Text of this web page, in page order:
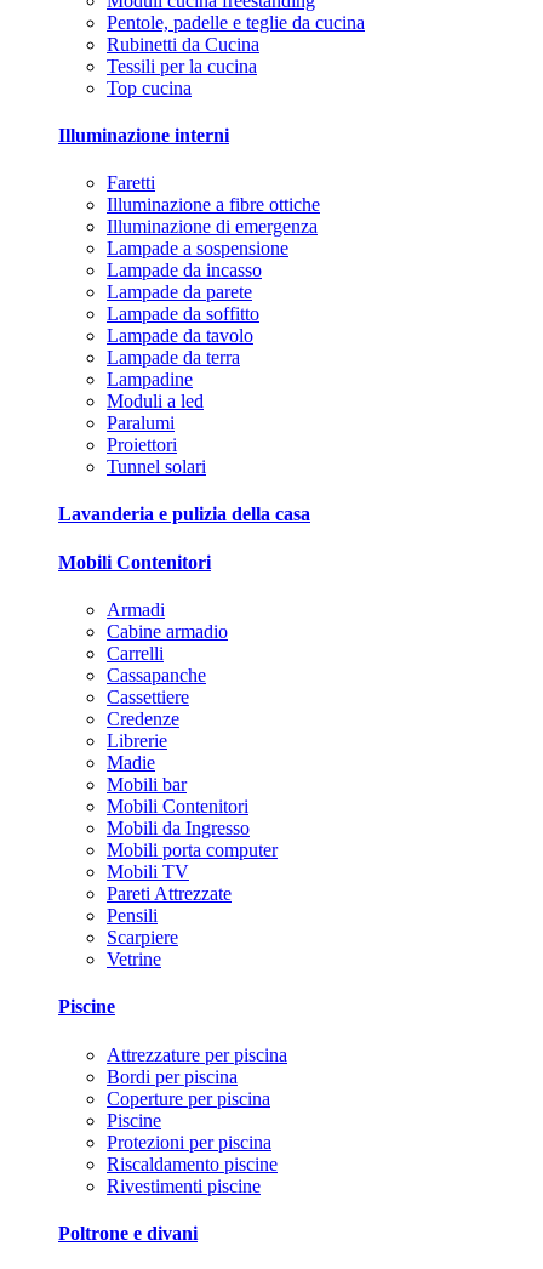
Pentole, padelle e teglie da cucina
Rubinetti da Cucina
Tessili per la cucina
Top cucina
Illuminazione interni
Faretti
Illuminazione a fibre ottiche
Illuminazione di emergenza
Lampade a sospensione
Lampade da incasso
Lampade da parete
Lampade da soffitto
Lampade da tavolo
Lampade da terra
Lampadine
Moduli a led
Paralumi
Proiettori
Tunnel solari
Lavanderia e pulizia della casa
Mobili Contenitori
Armadi
Cabine armadio
Carrelli
Cassapanche
Cassettiere
Credenze
Librerie
Madie
Mobili bar
Mobili Contenitori
Mobili da Ingresso
Mobili porta computer
Mobili TV
Pareti Attrezzate
Pensili
Scarpiere
Vetrine
Piscine
Attrezzature per piscina
Bordi per piscina
Coperture per piscina
Piscine
Protezioni per piscina
Riscaldamento piscine
Rivestimenti piscine
Poltrone e divani